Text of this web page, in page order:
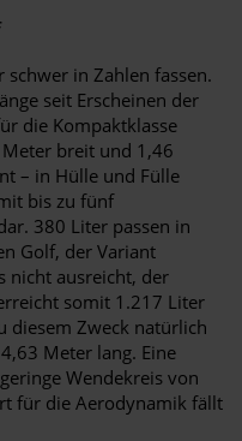
in Zahlen fassen.
seit Erscheinen der
die Kompaktklasse
breit und 1,46
– in Hülle und Fülle
bis zu fünf
380 Liter passen in
Golf, der Variant
nicht ausreicht, der
somit 1.217 Liter
diesem Zweck natürlich
Meter lang. Eine
Wendekreis von
für die Aerodynamik fällt